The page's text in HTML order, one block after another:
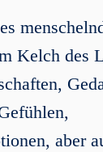
Kelch des
aber